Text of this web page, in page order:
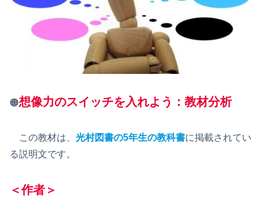
🟠想像力のスイッチを入れよう：教材分析
この教材は、 光村図書の5年生の教科書に掲載されてい
る説明文です。
＜作者＞